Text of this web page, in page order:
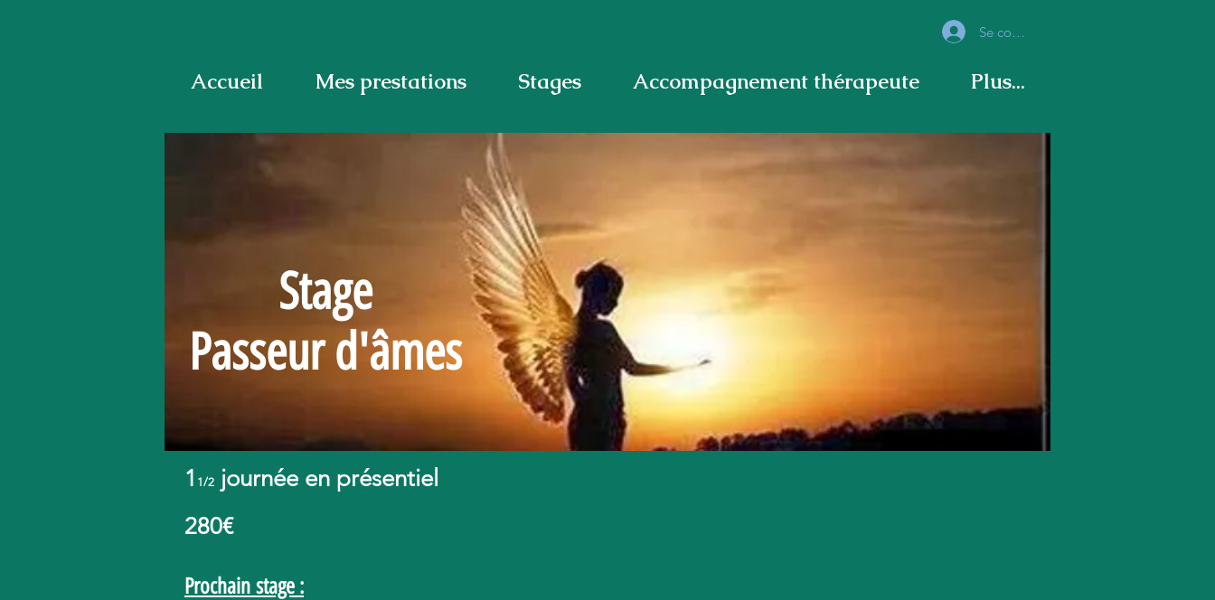
Se connecter
Accueil Mes prestations Stages Accompagnement thérapeute Plus...
Stage
Passeur d'âmes
1 1/2 journée en présentiel
280€
Prochain stage :